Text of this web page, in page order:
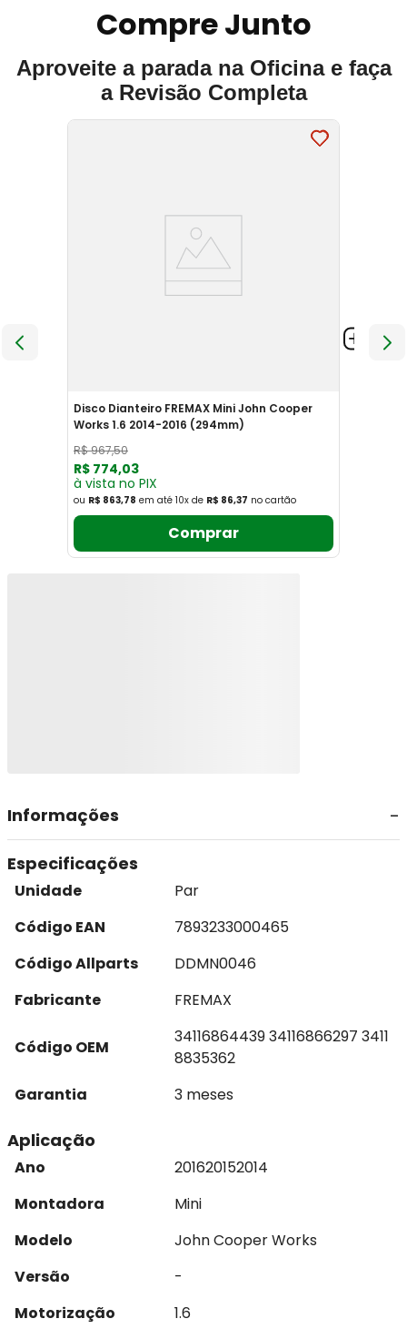
Compre Junto
Aproveite a parada na Oficina e faça
a Revisão Completa
Disco Dianteiro FREMAX Mini John Cooper
Works 1.6 2014-2016 (294mm)
R$967,50
R$ 774,03
à vista no PIX
ou R$ 863,78 em até 10x de R$ 86,37 no cartão
Comprar
Informações
Especificações
Unidade
Par
Código EAN
7893233000465
Código Allparts
DDMN0046
Fabricante
FREMAX
Código OEM
34116864439 34116866297 3411
8835362
Garantia
3 meses
Aplicação
Ano 201620152014
Montadora
Mini
Modelo
John Cooper Works
Versão
-
Motorização
1.6